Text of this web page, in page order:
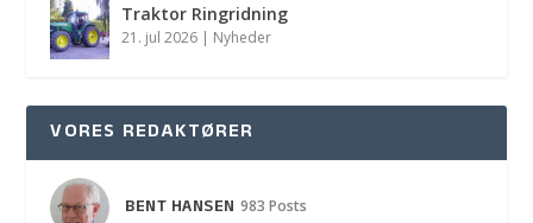
Traktor Ringridning
21. jul 2026 | Nyheder
VORES REDAKTØRER
BENT HANSEN 983 Posts